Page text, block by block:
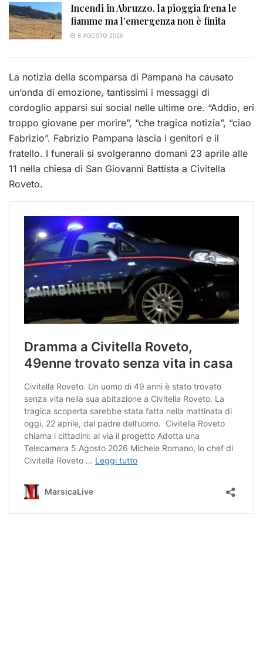
Incendi in Abruzzo, la pioggia frena le
fiamme ma l’emergenza non è finita
8 AGOSTO 2026
La notizia della scomparsa di Pampana ha causato
un’onda di emozione, tantissimi i messaggi di
cordoglio apparsi sui social nelle ultime ore. “Addio, eri
troppo giovane per morire”, “che tragica notizia”, “ciao
Fabrizio”. Fabrizio Pampana lascia i genitori e il
fratello. I funerali si svolgeranno domani 23 aprile alle
11 nella chiesa di San Giovanni Battista a Civitella
Roveto.